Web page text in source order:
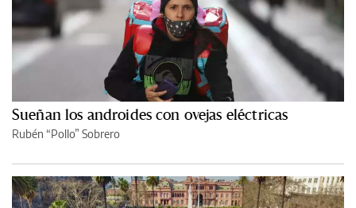
Sueñan los androides con ovejas eléctricas
Rubén “Pollo” Sobrero